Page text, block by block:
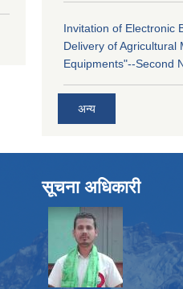
Invitation of Electronic
Delivery of Agricultural
Equipments"--Second
अन्य
सूचना अधिकारी